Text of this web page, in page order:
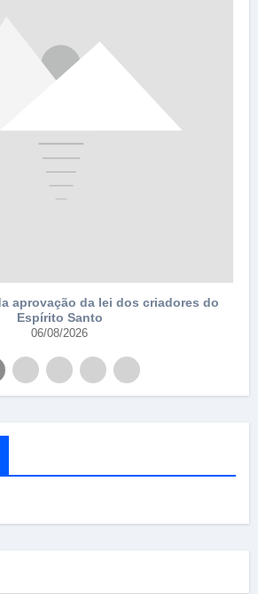
aprovação da lei dos criadores do
Espírito Santo
06/08/2026